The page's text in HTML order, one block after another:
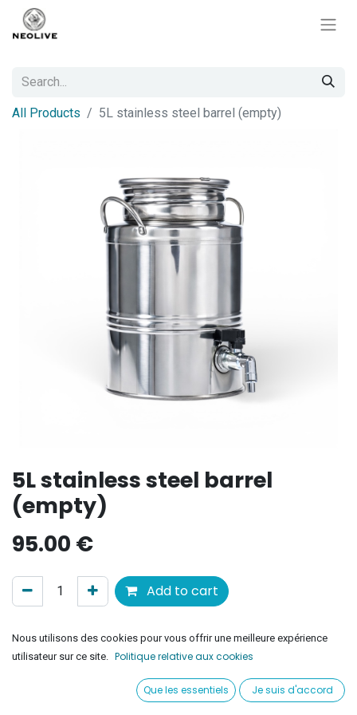
All Products 5L stainless steel barrel (empty)
5L stainless steel barrel
(empty)
95.00 €
Add to cart
Ajouter à la liste de souhaits
Satisfait ou remboursé pendant 30 jours
Nous utilisons des cookies pour vous offrir une meilleure expérience
utilisateur sur ce site.
Politique relative aux cookies
Que les essentiels Je suis d'accord